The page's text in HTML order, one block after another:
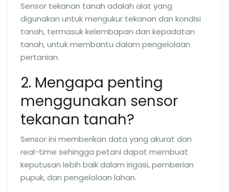
Sensor tekanan tanah adalah alat yang
digunakan untuk mengukur tekanan dan kondisi
tanah, termasuk kelembapan dan kepadatan
tanah, untuk membantu dalam pengelolaan
pertanian.
2. Mengapa penting
menggunakan sensor
tekanan tanah?
Sensor ini memberikan data yang akurat dan
real-time sehingga petani dapat membuat
keputusan lebih baik dalam irigasi, pemberian
pupuk, dan pengelolaan lahan.